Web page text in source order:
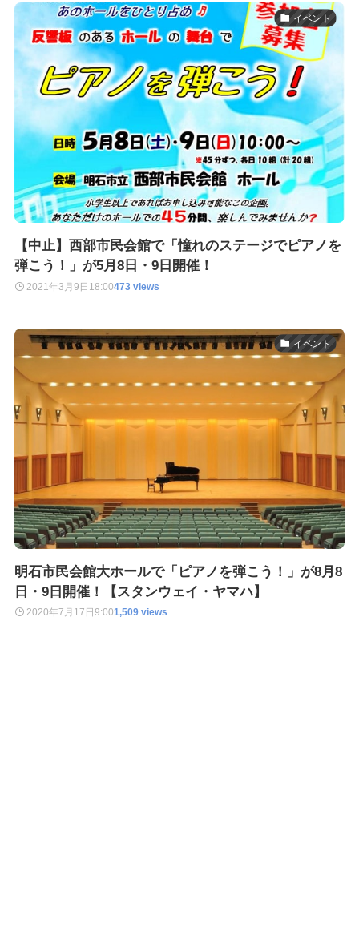
イベント
【中止】西部市民会館で「憧れのステージでピアノを
弾こう！」が5月8日・9日開催！
2021年3月9日 18:00473 views
イベント
明石市民会館大ホールで「ピアノを弾こう！」が8月8
日・9日開催！【スタンウェイ・ヤマハ】
2020年7月17日 9:001,509 views